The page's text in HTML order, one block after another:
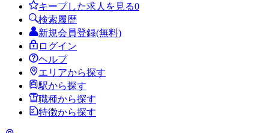
キープした求人を見る0
検索履歴
新規会員登録(無料)
ログイン
ヘルプ
エリアから探す
駅から探す
職種から探す
特徴から探す